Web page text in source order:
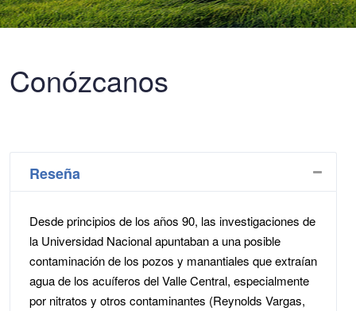
Conózcanos
Reseña
Desde principios de los años 90, las investigaciones de
la Universidad Nacional apuntaban a una posible
contaminación de los pozos y manantiales que extraían
agua de los acuíferos del Valle Central, especialmente
por nitratos y otros contaminantes (Reynolds Vargas,